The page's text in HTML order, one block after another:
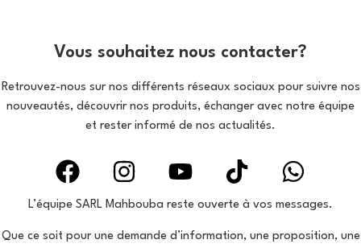
Vous souhaitez nous contacter?
Retrouvez-nous sur nos différents réseaux sociaux pour suivre nos
nouveautés, découvrir nos produits, échanger avec notre équipe
et rester informé de nos actualités.
L’équipe SARL Mahbouba reste ouverte à vos messages.
Que ce soit pour une demande d’information, une proposition, une